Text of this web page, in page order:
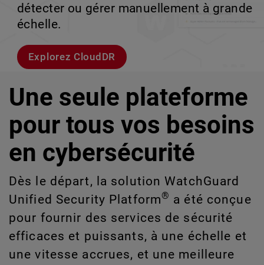
Explorer les modèles
détecter ou gérer manuellement à grande
échelle.
Explorez CloudDR
Voici Rai
Découvrez WatchGuard EDR
Une seule plateforme
pour tous vos besoins
en cybersécurité
Dès le départ, la solution WatchGuard
Unified Security Platform® a été conçue
pour fournir des services de sécurité
efficaces et puissants, à une échelle et
une vitesse accrues, et une meilleure